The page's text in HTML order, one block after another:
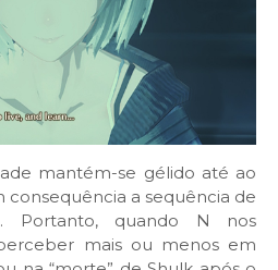
mantém-se gélido até ao
consequência a sequência de
Portanto, quando N nos
mais ou menos em